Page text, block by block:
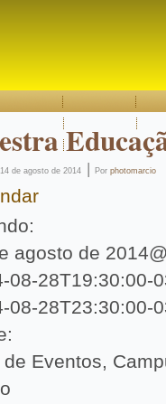
14 de agosto de 2014 | Por photomarcio
agosto de
08-28T19:30:00-
08-28T23:30:00-
de Eventos,